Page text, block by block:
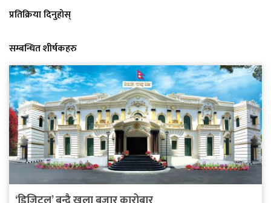
प्रतिक्रिया दिनुहोस्
सम्बन्धित शीर्षकहरु